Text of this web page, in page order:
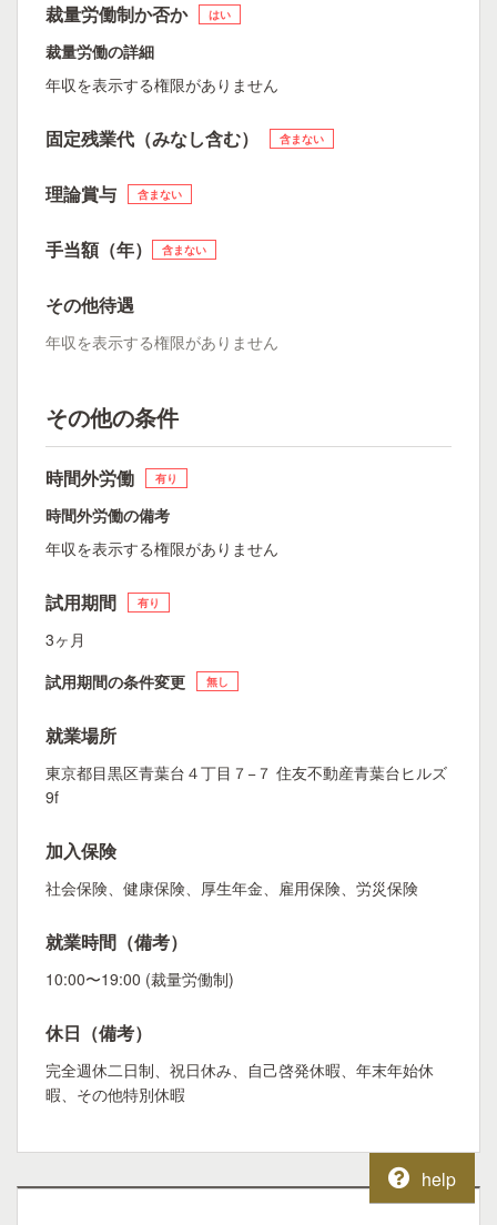
裁量労働制か否か はい
裁量労働の詳細
年収を表示する権限がありません
固定残業代（みなし含む） 含まない
理論賞与 含まない
手当額（年） 含まない
その他待遇
年収を表示する権限がありません
その他の条件
時間外労働 有り
時間外労働の備考
年収を表示する権限がありません
試用期間 有り
3ヶ月
試用期間の条件変更
無し
就業場所
東京都目黒区青葉台４丁目７−７ 住友不動産青葉台ヒルズ
9f
加入保険
社会保険、健康保険、厚生年金、雇用保険、労災保険
就業時間（備考）
10:00〜19:00 (裁量労働制)
休日（備考）
完全週休二日制、祝日休み、自己啓発休暇、年末年始休
暇、その他特別休暇
help